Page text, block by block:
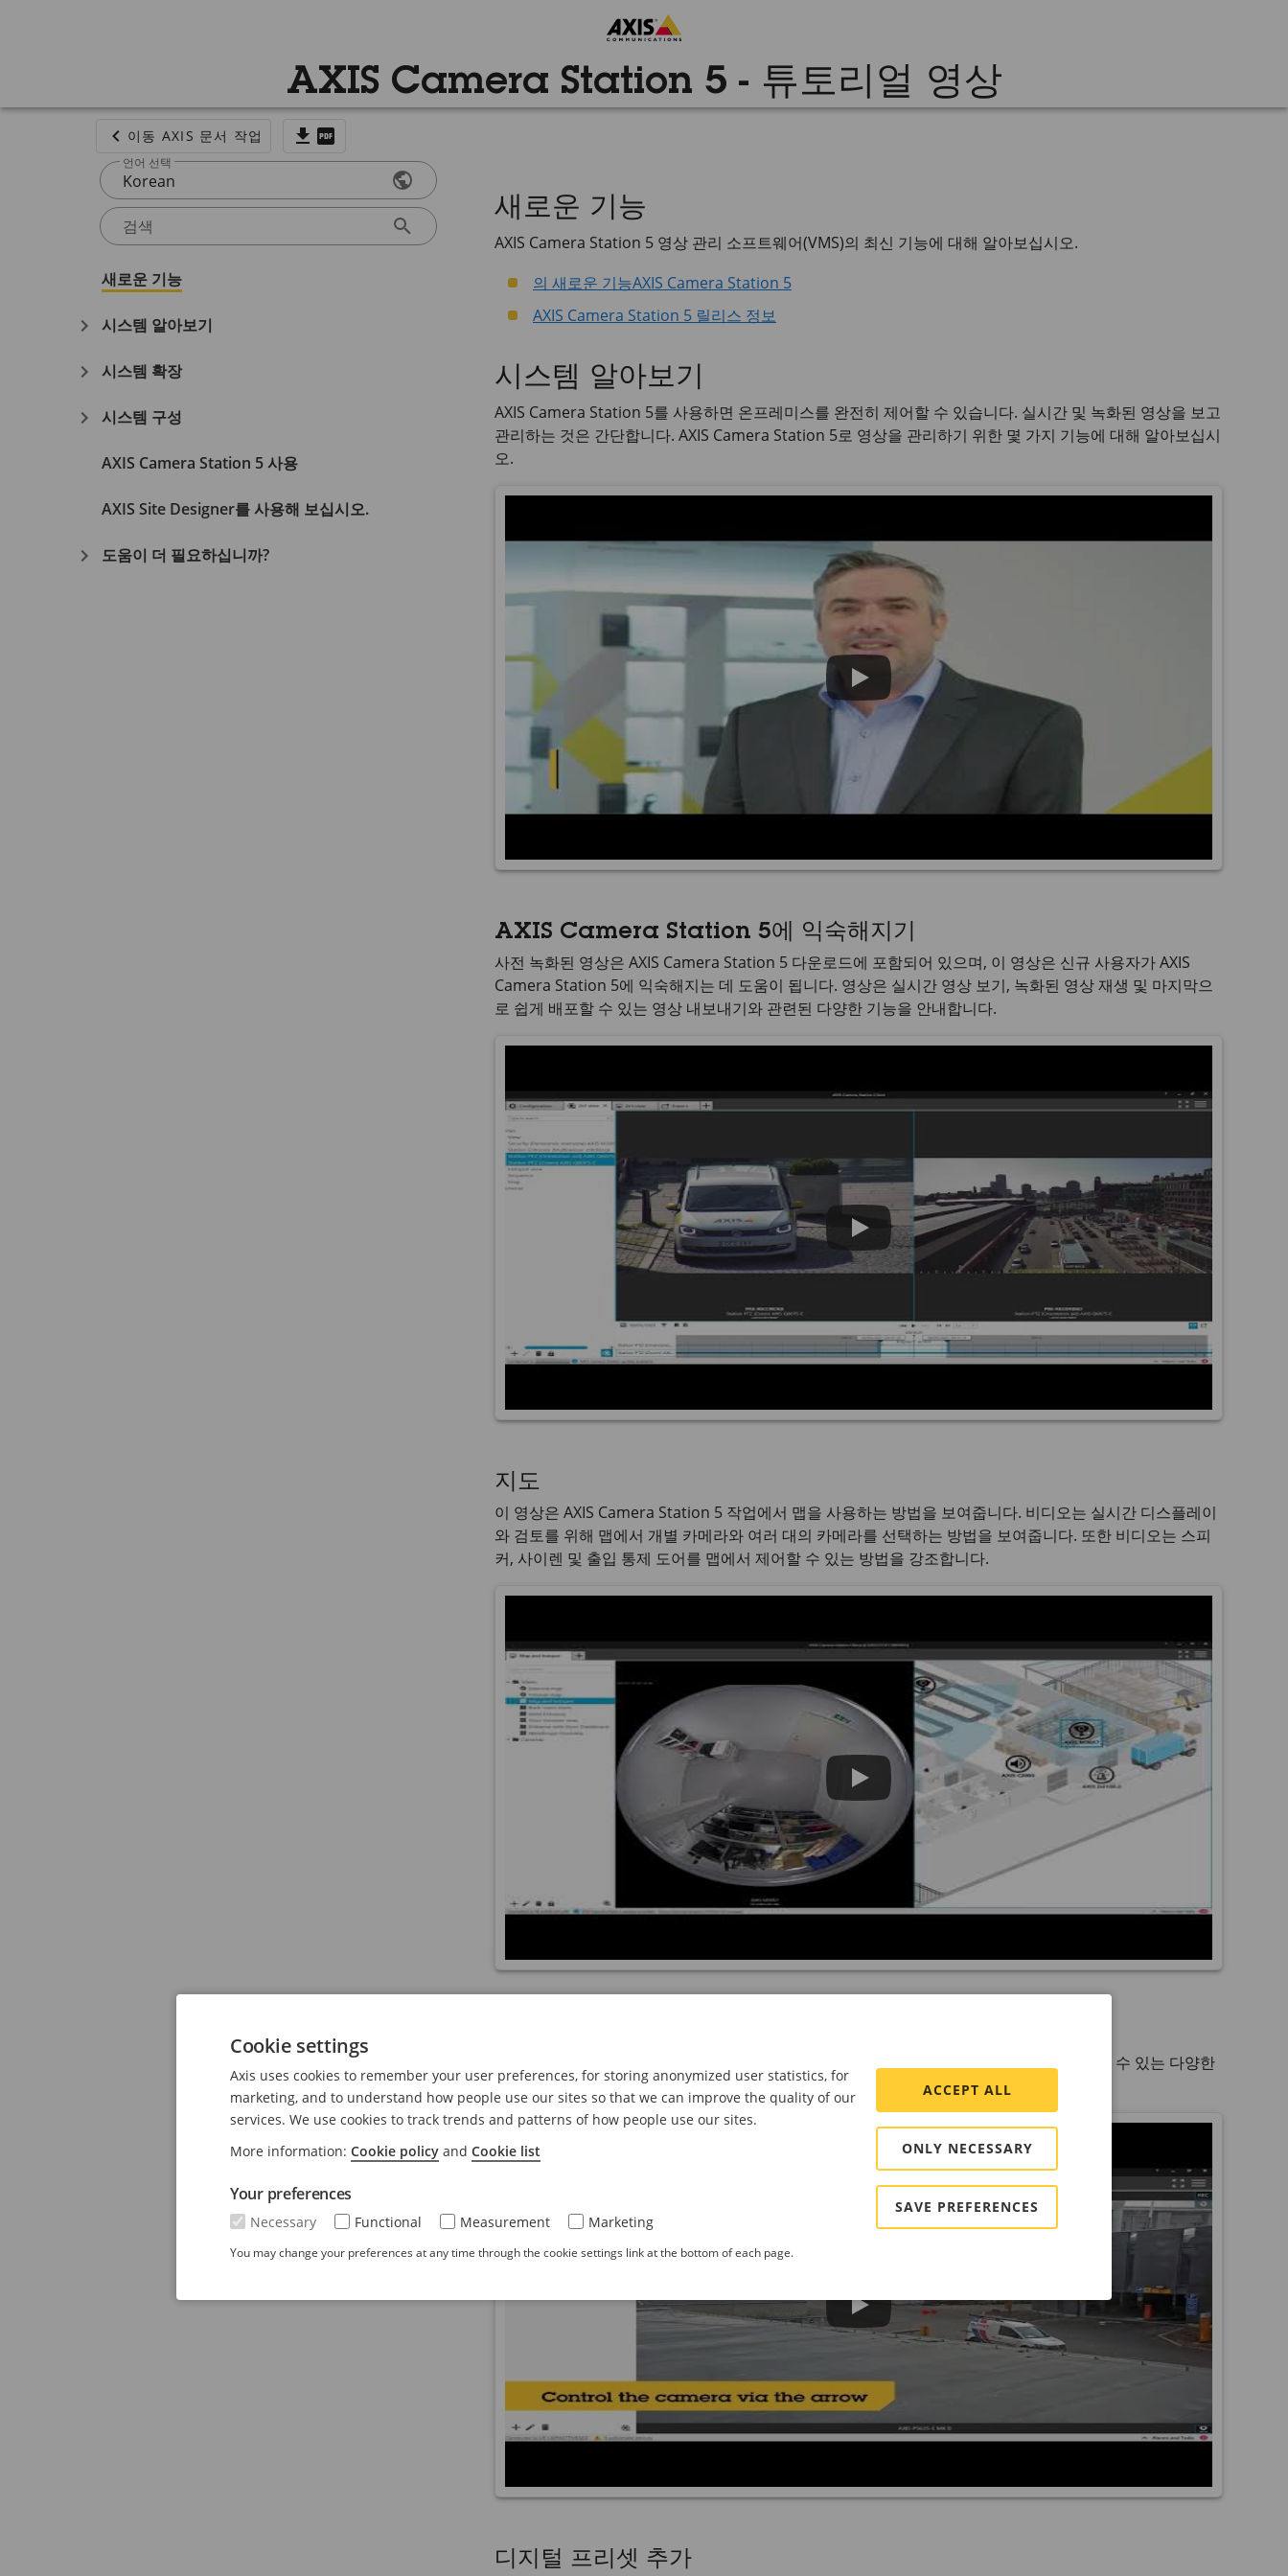
AXIS Camera Station 5 - 튜토리얼 영상
이동 AXIS 문서 작업
언어 선택
Korean
검색
새로운 기능
시스템 알아보기
시스템 확장
시스템 구성
AXIS Camera Station 5 사용
AXIS Site Designer를 사용해 보십시오.
도움이 더 필요하십니까?
새로운 기능
AXIS Camera Station 5 영상 관리 소프트웨어(VMS)의 최신 기능에 대해 알아보십시오.
의 새로운 기능AXIS Camera Station 5
AXIS Camera Station 5 릴리스 정보
시스템 알아보기
AXIS Camera Station 5를 사용하면 온프레미스를 완전히 제어할 수 있습니다. 실시간 및 녹화된 영상을 보고
관리하는 것은 간단합니다. AXIS Camera Station 5로 영상을 관리하기 위한 몇 가지 기능에 대해 알아보십시
오.
AXIS Camera Station 5에 익숙해지기
사전 녹화된 영상은 AXIS Camera Station 5 다운로드에 포함되어 있으며, 이 영상은 신규 사용자가AXIS
Camera Station 5에 익숙해지는 데 도움이 됩니다. 영상은 실시간 영상 보기, 녹화된 영상 재생 및 마지막으
로 쉽게 배포할 수 있는 영상 내보내기와 관련된 다양한 기능을 안내합니다.
지도
이 영상은 AXIS Camera Station 5 작업에서 맵을 사용하는 방법을 보여줍니다. 비디오는 실시간 디스플레이
와 검토를 위해 맵에서 개별 카메라와 여러 대의 카메라를 선택하는 방법을 보여줍니다. 또한 비디오는 스피
커, 사이렌 및 출입 통제 도어를 맵에서 제어할 수 있는 방법을 강조합니다.
와 마우스를 사용하여 PTZ(팬 틸트 및 줌) 카메라를 제어할 수 있는 다양한
방법을 보여줍니다.
디지털 프리셋 추가
Cookie settings
Axis uses cookies to remember your user preferences, for storing anonymized user statistics, for
marketing, and to understand how people use our sites so that we can improve the quality of our
services. We use cookies to track trends and patterns of how people use our sites.
More information: Cookie policy and Cookie list
Your preferences
Necessary Functional Measurement Marketing
You may change your preferences at any time through the cookie settings link at the bottom of each page.
ACCEPT ALL
ONLY NECESSARY
SAVE PREFERENCES